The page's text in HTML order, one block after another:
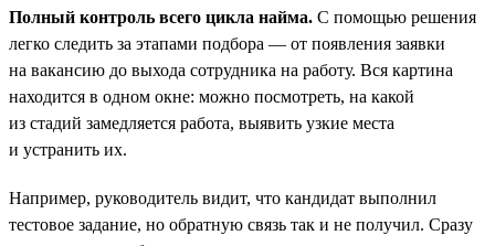
Полный контроль всего цикла найма. С помощью решения
легко следить за этапами подбора — от появления заявки
на вакансию до выхода сотрудника на работу. Вся картина
находится в одном окне: можно посмотреть, на какой
из стадий замедляется работа, выявить узкие места
и устранить их.
Например, руководитель видит, что кандидат выполнил
тестовое задание, но обратную связь так и не получил. Сразу